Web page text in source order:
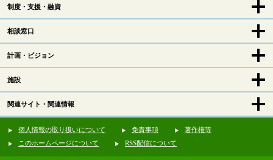
制度・支援・融資
相談窓口
計画・ビジョン
施設
関連サイト・関連情報
個人情報の取り扱いについて 免責事項
著作権等
このホームページについて
RSS配信について